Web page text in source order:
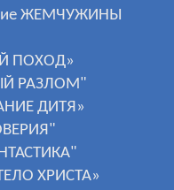
ЖЕМЧУЖИНЫ
ПОХОД»
РАЗЛОМ"
ДИТЯ»
ХРИСТА»